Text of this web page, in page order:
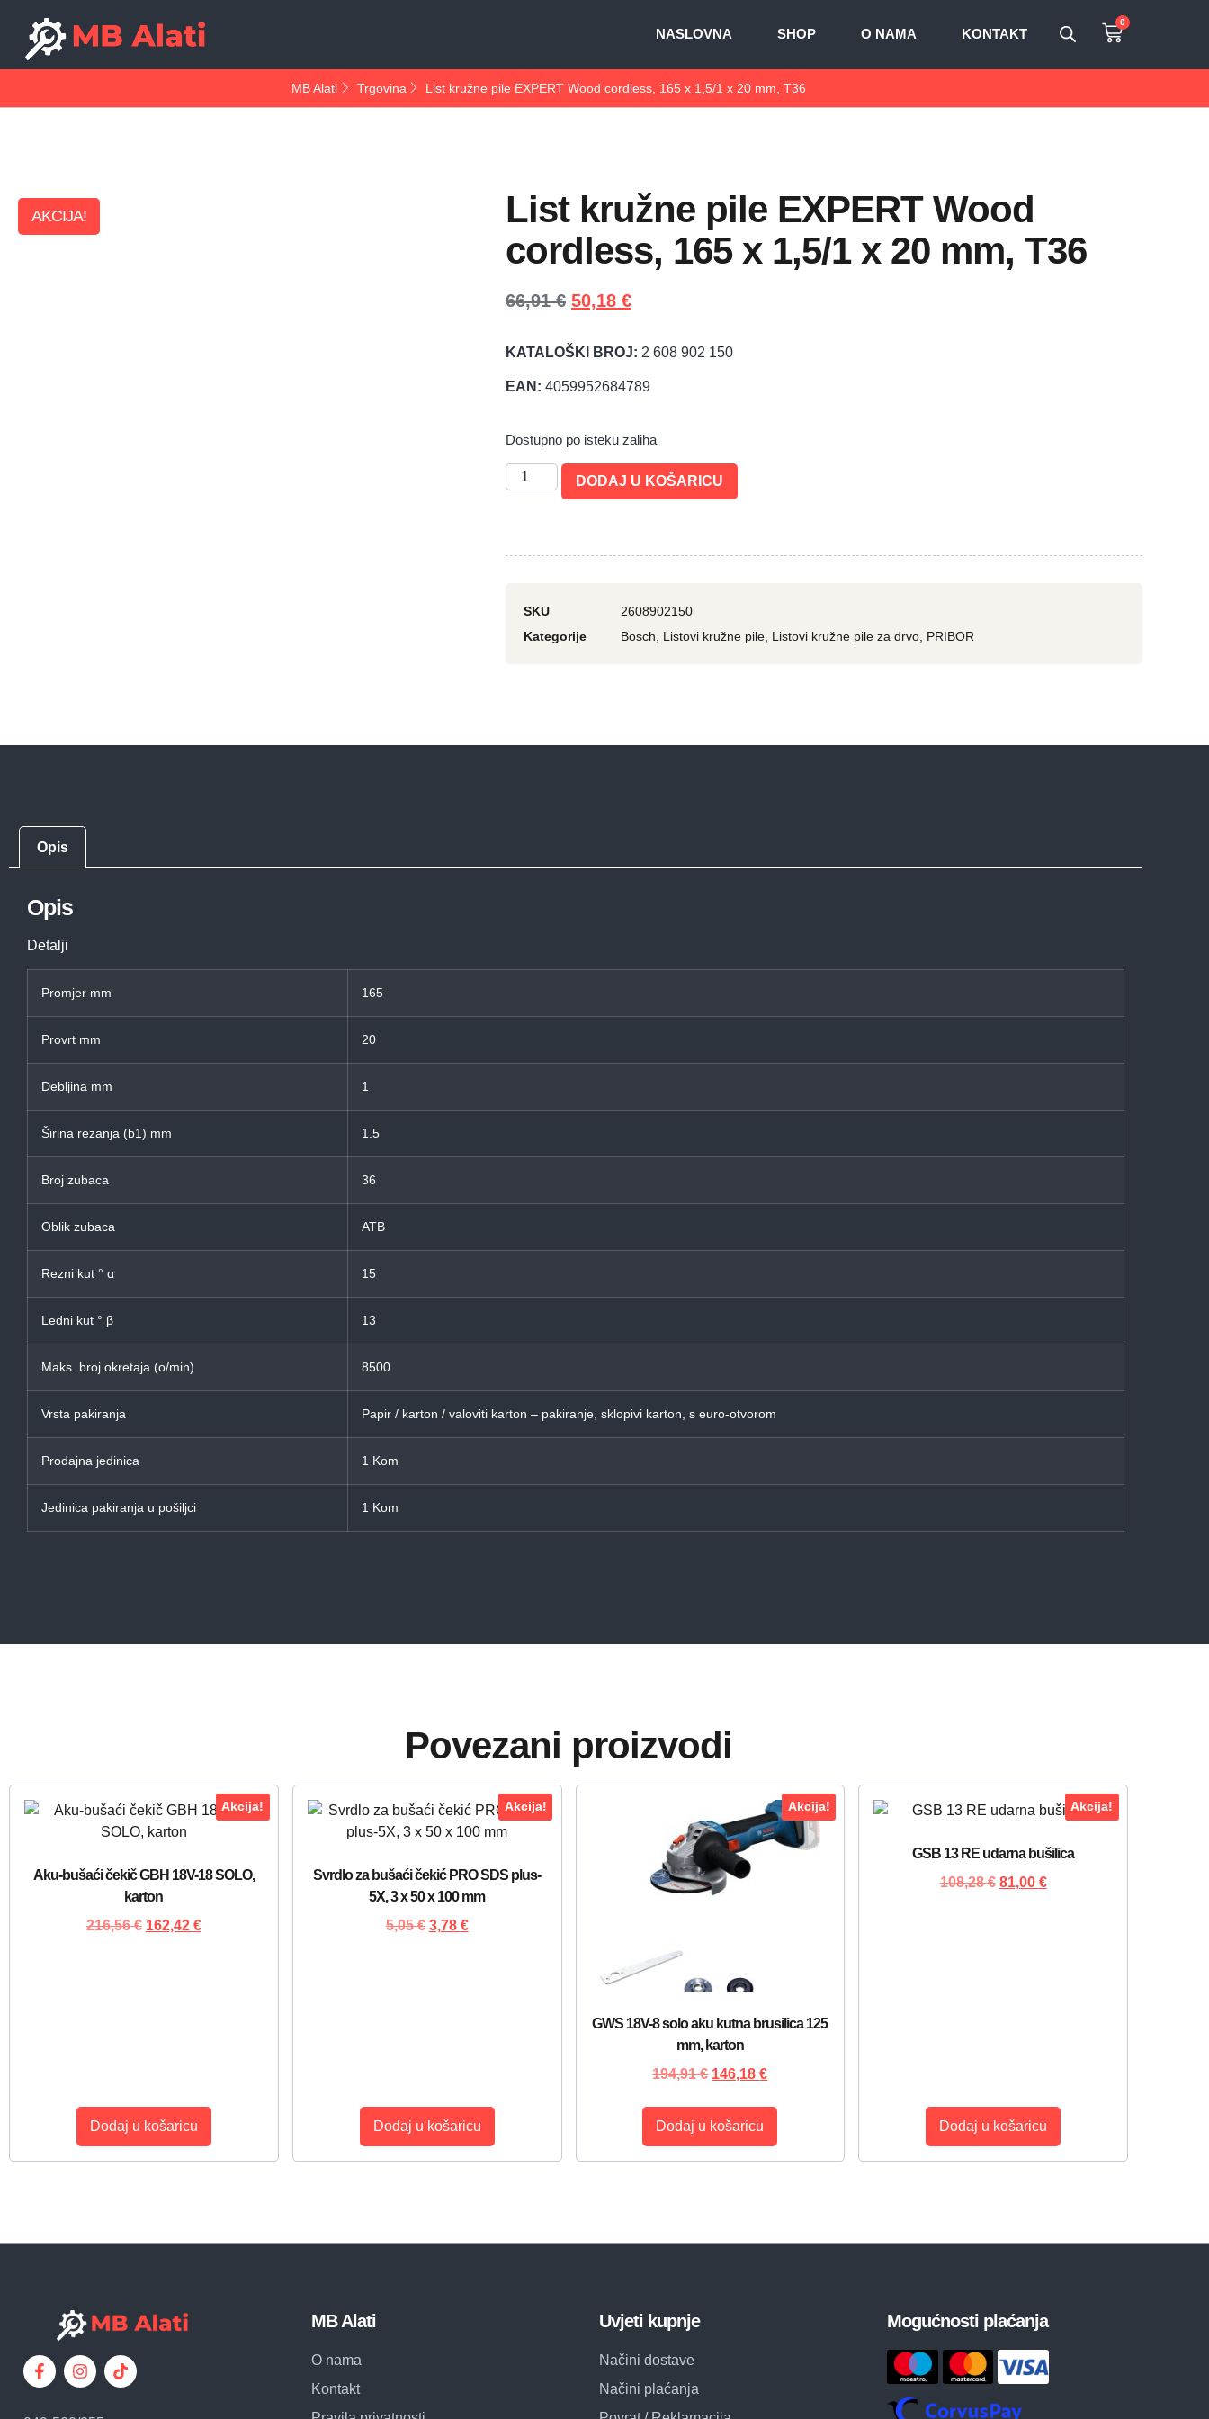
NASLOVNA SHOP O NAMA KONTAKT
0
MB Alati Trgovina List kružne pile EXPERT Wood cordless, 165 x 1,5/1 x 20 mm, T36
AKCIJA!
List kružne pile EXPERT Wood
cordless, 165 x 1,5/1 x 20 mm, T36
66,91€ 50,18 €
KATALOŠKI BROJ: 2 608 902 150
EAN: 4059952684789
Dostupno po isteku zaliha
DODAJ U KOŠARICU
SKU
2608902150
Kategorije
Bosch Listovi kružne pile Listovi kružne pile za drvo PRIBOR
Opis
Opis
Detalji
Promjer mm 165
Provrt mm 20
Debljina mm 1
Širina rezanja (b1) mm 1.5
Broj zubaca 36
Oblik zubaca ATB
Rezni kut ° α 15
Leđni kut ° β 13
Maks. broj okretaja (o/min) 8500
Vrsta pakiranja Papir / karton / valoviti karton – pakiranje, sklopivi karton, s euro-otvorom
Prodajna jedinica 1 Kom
Jedinica pakiranja u pošiljci 1 Kom
Povezani proizvodi
Akcija!
Aku-bušaći čekič GBH 18V-18 SOLO,
karton
216,56€ 162,42 €
Dodaj u košaricu
Akcija!
Svrdlo za bušaći čekić PRO SDS plus-
5X, 3 x 50 x 100 mm
5,05€ 3,78 €
Dodaj u košaricu
Akcija!
GWS 18V-8 solo aku kutna brusilica 125
mm, karton
194,91€ 146,18€
Dodaj u košaricu
Akcija!
GSB 13 RE udarna bušilica
108,28€ 81,00 €
Dodaj u košaricu
MB Alati
O nama
Kontakt
Uvjeti kupnje
Načini dostave
Načini plaćanja
Mogućnosti plaćanja